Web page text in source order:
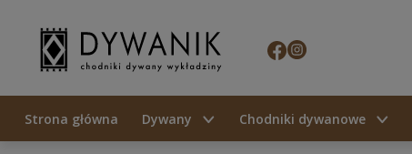
Strona główna Dywany Chodniki dywanowe